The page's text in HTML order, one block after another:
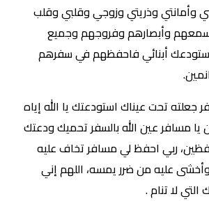
وأمانتي وذريتي وزوجي وقلبي وقلب
وأبصارهم وفروجهم وجميع
أبنائي فاحفظهم في سفرهم
جعلته تحت عيناك استودعتك يا الله إياه
يا مسافر عين الله بالسفر تحميك ودعتك
ربي احفظ لي مسافر تخاف عليه
عليه من ضرر يمسه، اللهم إني
لا تنام .